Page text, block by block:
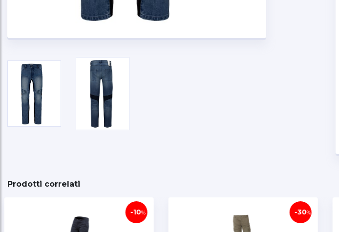
Prodotti correlati
-30% -10%